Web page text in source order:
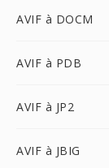
AVIF à DOCM
AVIF à PDB
AVIF à JP2
AVIF à JBIG